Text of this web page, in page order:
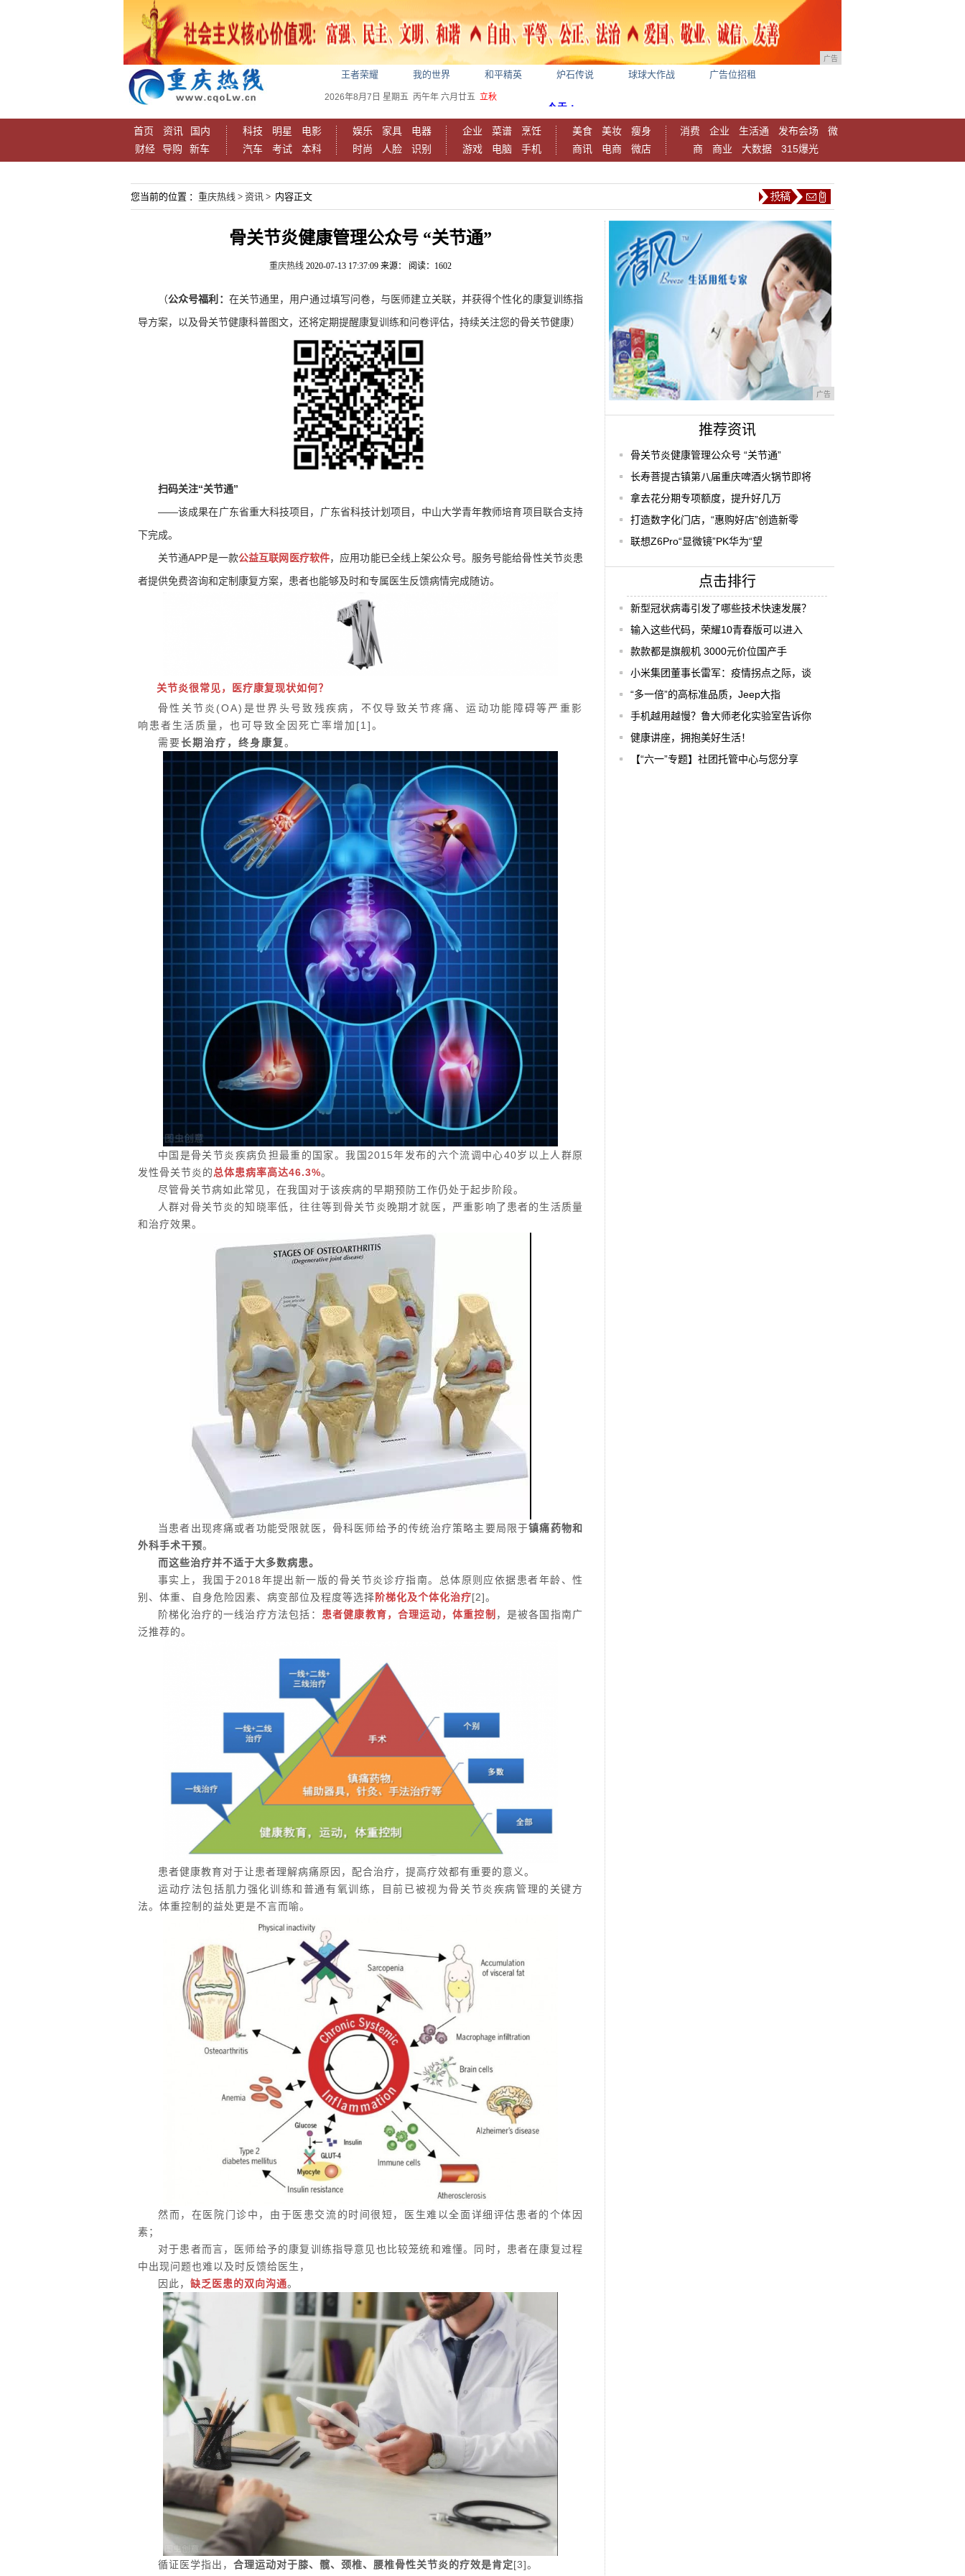
广告
王者荣耀 我的世界 和平精英 炉石传说 球球大作战 广告位招租
2026年8月7日 星期五 丙午年 六月廿五 立秋
首页 资讯
国内
财经
导购 新车
科技 明星
电影
汽车
考试 本科
娱乐 家具
电器
时尚
人脸 识别
企业 菜谱
烹饪
游戏
电脑 手机
美食 美妆
瘦身
商讯
电商 微店
消费 企业 生活通 发布会场
微
商
商业 大数据 315爆光
您当前的位置 ： 重庆热线 > 资讯 > 内容正文
骨关节炎健康管理公众号 “关节通”
重庆热线 2020-07-13 17:37:09 来源： 阅读：1602
（公众号福利： 在关节通里，用户通过填写问卷，与医师建立关联，并获得个性化的康复训练指
导方案，以及骨关节健康科普图文，还将定期提醒康复训练和问卷评估，持续关注您的骨关节健康）
扫码关注“关节通”
——该成果在广东省重大科技项目，广东省科技计划项目，中山大学青年教师培育项目联合支持
下完成。
关节通APP是一款公益互联网医疗软件，应用功能已全线上架公众号。服务号能给骨性关节炎患
者提供免费咨询和定制康复方案，患者也能够及时和专属医生反馈病情完成随访。
关节炎很常见，医疗康复现状如何？
骨性关节炎 (OA) 是世界头号致残疾病，不仅导致关节疼痛、运动功能障碍等严重影
响患者生活质量，也可导致全因死亡率增加 [1]。
需要长期治疗，终身康复。
中国是骨关节炎疾病负担最重的国家。我国 2015年发布的六个流调中心40岁以上人群原
发性骨关节炎的总体患病率高达46.3%。
尽管骨关节病如此常见，在我国对于该疾病的早期预防工作仍处于起步阶段。
人群对骨关节炎的知晓率低，往往等到骨关节炎晚期才就医，严重影响了患者的生活质量
和治疗效果。
当患者出现疼痛或者功能受限就医，骨科医师给予的传统治疗策略主要局限于镇痛药物和
外科手术干预。
而这些治疗并不适于大多数病患。
事实上，我国于2018年提出新一版的骨关节炎诊疗指南。 总体原则应依据患者年龄、性
别、体重、自身危险因素、病变部位及程度等选择阶梯化及个体化治疗[2]。
阶梯化治疗的一线治疗方法包括： 患者健康教育，合理运动，体重控制 ，是被各国指南广
泛推荐的。
患者健康教育对于让患者理解病痛原因，配合治疗，提高疗效都有重要的意义。
运动疗法包括肌力强化训练和普通有氧训练，目前已被视为骨关节炎疾病管理的关键方
法。体重控制的益处更是不言而喻。
然而，在医院门诊中，由于医患交流的时间很短，医生难以全面详细评估患者的个体因
素；
对于患者而言，医师给予的康复训练指导意见也比较笼统和难懂。同时，患者在康复过程
中出现问题也难以及时反馈给医生，
因此， 缺乏医患的双向沟通。
循证医学指出， 合理运动对于膝、髋、颈椎、腰椎骨性关节炎的疗效是肯定[3]。
广告
推荐资讯
骨关节炎健康管理公众号 “关节通”
长寿菩提古镇第八届重庆啤酒火锅节即将
拿去花分期专项额度，提升好几万
打造数字化门店，“惠购好店”创造新零
联想Z6Pro“显微镜”PK华为“望
点击排行
新型冠状病毒引发了哪些技术快速发展？
输入这些代码，荣耀10青春版可以进入
款款都是旗舰机 3000元价位国产手
小米集团董事长雷军：疫情拐点之际，谈
“多一倍”的高标准品质，Jeep大指
手机越用越慢？鲁大师老化实验室告诉你
健康讲座，拥抱美好生活！
【“六一”专题】社团托管中心与您分享